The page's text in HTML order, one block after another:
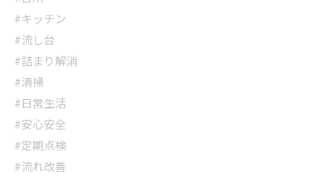
#キッチン
#流し台
#詰まり解消
#清掃
#日常生活
#安心安全
#定期点検
#流れ改善